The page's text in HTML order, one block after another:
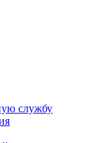
службу